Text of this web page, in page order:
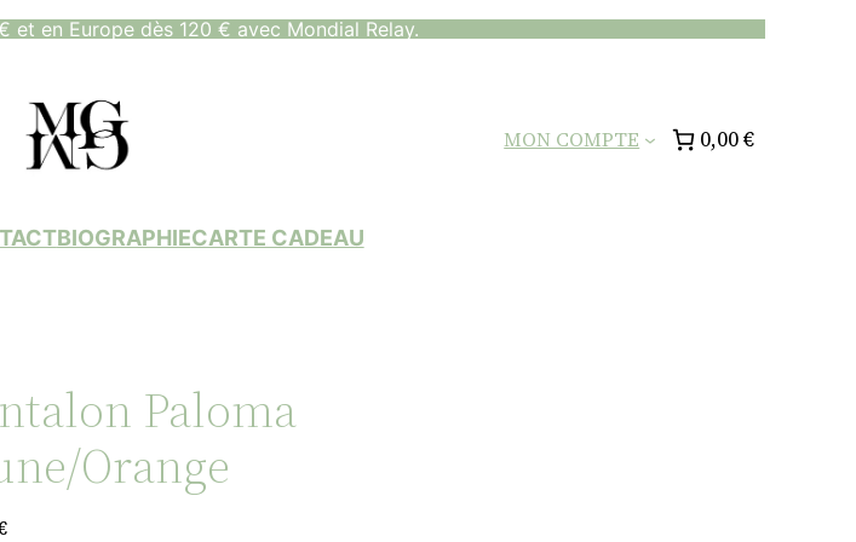
et en Europe dès 120 € avec Mondial Relay.
MON COMPTE 0,00 €
BIOGRAPHIECARTE CADEAU
Paloma
Orange